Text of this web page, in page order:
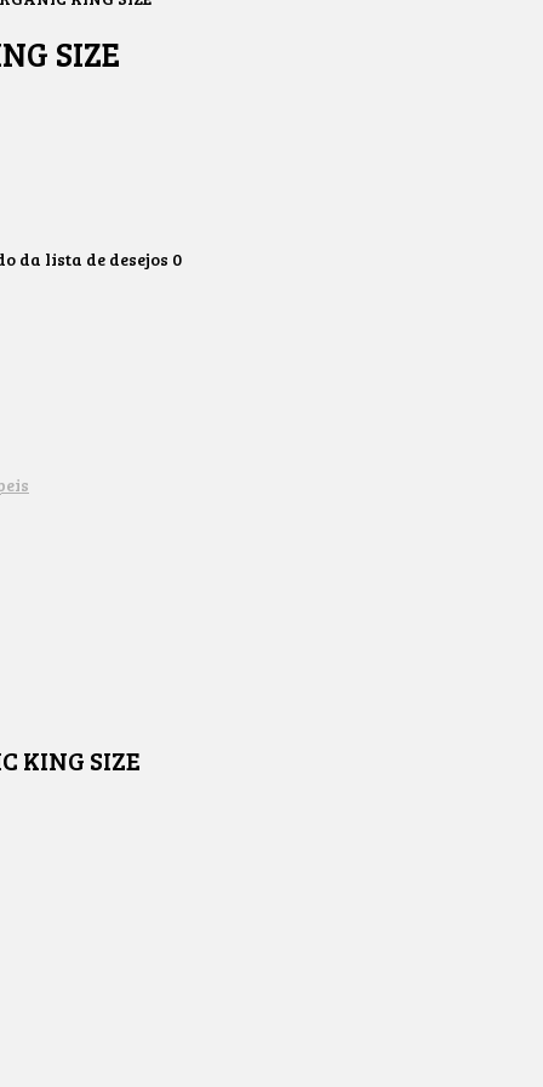
SIZE
da lista de desejos 0
KING SIZE